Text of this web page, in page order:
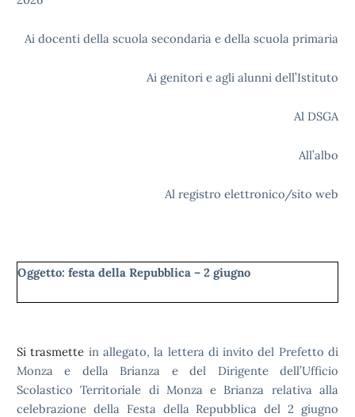
Ai docenti della scuola secondaria e della scuola primaria
Ai genitori e agli alunni dell’Istituto
Al DSGA
All’albo
Al registro elettronico/sito web
Oggetto: festa della Repubblica – 2 giugno
Si trasmette in allegato, la lettera di invito del Prefetto di
Monza e della Brianza e del Dirigente dell’Ufficio
Scolastico Territoriale di Monza e Brianza relativa alla
celebrazione della Festa della Repubblica del 2 giugno